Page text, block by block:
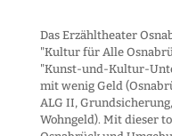
Das Erzähltheater
"Kultur für Alle
"Kunst-und-Kultur-
mit wenig Geld
ALG II,
Wohngeld). Mit dieser